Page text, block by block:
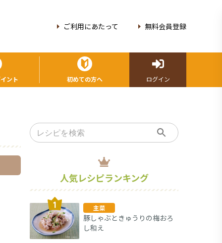
ご利用にあたって 無料会員登録
ント 初めての方へ ログイン
人気レシピランキング
主菜
豚しゃぶときゅうりの梅おろ
し和え